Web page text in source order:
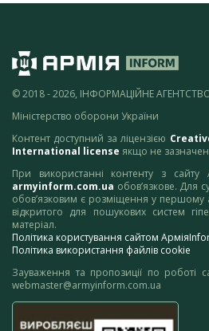
© 2018 - 2026, ІНФОРМАЦІЙНЕ
Міністерство оборони України
Контент доступний за ліцензією
International license якщо не
При використанні контенту з
armyinform.com.ua обов’язкове. Для
обов’язковим є розміщення у першому
відкритого для пошукових систем
матеріал.
Політика користування сайтом
Політика використання файлів cookie
Зауваження та пропозиції по роботі
webmaster@armyinform.com.ua